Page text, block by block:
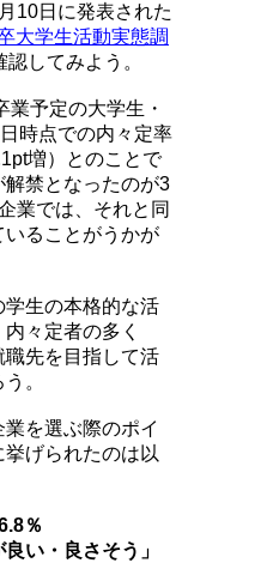
10日に発表された
大学生活動実態調
認してみよう。
予定の大学生・
時点での内々定率
増）とのことで
禁となったのが3
業では、それと同
ることがうかが
生の本格的な活
々定者の多く
職先を目指して活
。
を選ぶ際のポイ
げられたのは以
％
い・良さそう」